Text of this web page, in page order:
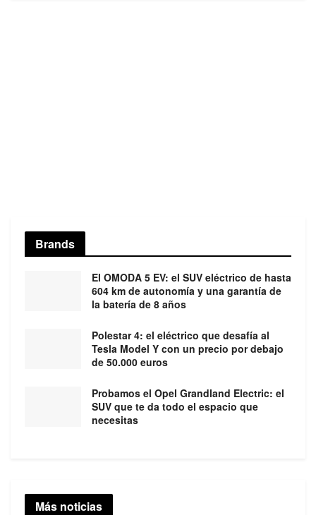
Brands
El OMODA 5 EV: el SUV eléctrico de hasta
604 km de autonomía y una garantía de
la batería de 8 años
Polestar 4: el eléctrico que desafía al
Tesla Model Y con un precio por debajo
de 50.000 euros
Probamos el Opel Grandland Electric: el
SUV que te da todo el espacio que
necesitas
Más noticias